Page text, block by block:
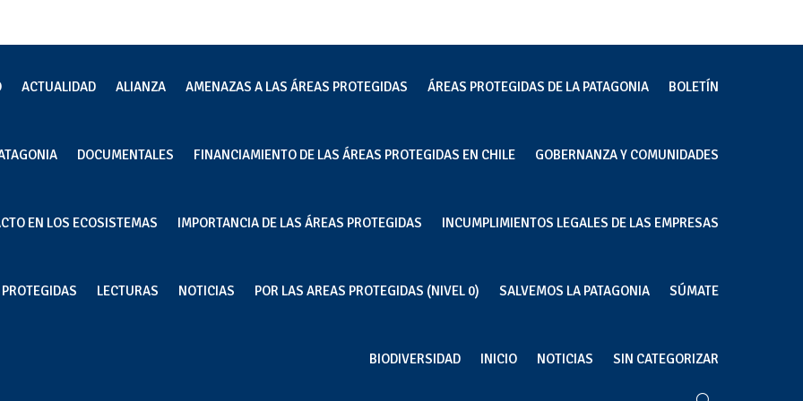
ACTUALIDAD ALIANZA AMENAZAS A LAS ÁREAS PROTEGIDAS ÁREAS PROTEGIDAS DE LA PATAGONIA BOLETÍN
DOCUMENTALES FINANCIAMIENTO DE LAS ÁREAS PROTEGIDAS EN CHILE GOBERNANZA Y COMUNIDADES
EN LOS ECOSISTEMAS IMPORTANCIA DE LAS ÁREAS PROTEGIDAS INCUMPLIMIENTOS LEGALES DE LAS EMPRESAS
LECTURAS NOTICIAS POR LAS AREAS PROTEGIDAS (NIVEL 0) SALVEMOS LA PATAGONIA SÚMATE
BIODIVERSIDAD INICIO NOTICIAS SIN CATEGORIZAR
discusión sobre continuidad de